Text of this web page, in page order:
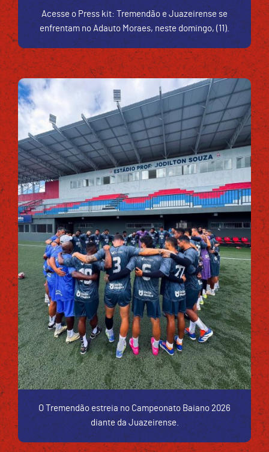
Acesse o Press kit: Tremendão e Juazeirense se
enfrentam no Adauto Moraes, neste domingo, (11).
O Tremendão estreia no Campeonato Baiano 2026
diante da Juazeirense.